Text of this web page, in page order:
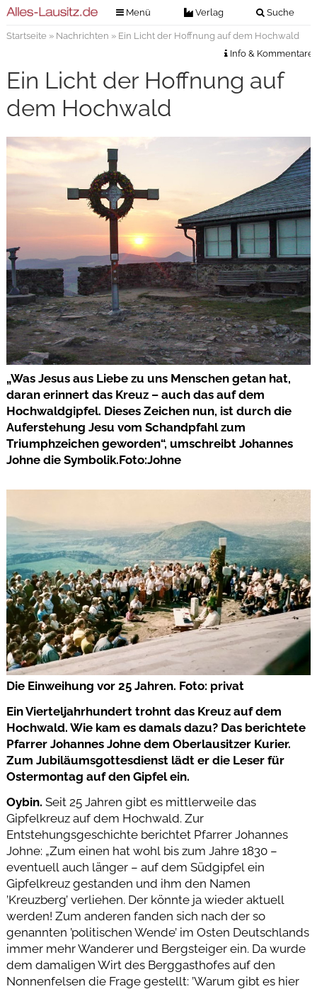
Menü Verlag Suche
Verlag
Kontakt
Impressum
Nachrichten
Anzeigensuche
Digitale Ausgaben
Startseite» Nachrichten » Ein Licht der Hoffnung auf dem Hochwald
Info & Kommentare
Ein Licht der Hoffnung auf
dem Hochwald
„Was Jesus aus Liebe zu uns Menschen getan hat,
daran erinnert das Kreuz – auch das auf dem
Hochwaldgipfel. Dieses Zeichen nun, ist durch die
Auferstehung Jesu vom Schandpfahl zum
Triumphzeichen geworden“, umschreibt Johannes
Johne die Symbolik.Foto:Johne
Die Einweihung vor 25 Jahren. Foto: privat
Ein Vierteljahrhundert trohnt das Kreuz auf dem
Hochwald. Wie kam es damals dazu? Das berichtete
Pfarrer Johannes Johne dem Oberlausitzer Kurier.
Zum Jubiläumsgottesdienst lädt er die Leser für
Ostermontag auf den Gipfel ein.
Oybin. Seit 25 Jahren gibt es mittlerweile das
Gipfelkreuz auf dem Hochwald. Zur
Entstehungsgeschichte berichtet Pfarrer Johannes
Johne: „Zum einen hat wohl bis zum Jahre 1830 –
eventuell auch länger – auf dem Südgipfel ein
Gipfelkreuz gestanden und ihm den Namen
’Kreuzberg’ verliehen. Der könnte ja wieder aktuell
werden! Zum anderen fanden sich nach der so
genannten ’politischen Wende’ im Osten Deutschlands
immer mehr Wanderer und Bergsteiger ein. Da wurde
dem damaligen Wirt des Berggasthofes auf den
Nonnenfelsen die Frage gestellt: ’Warum gibt es hier